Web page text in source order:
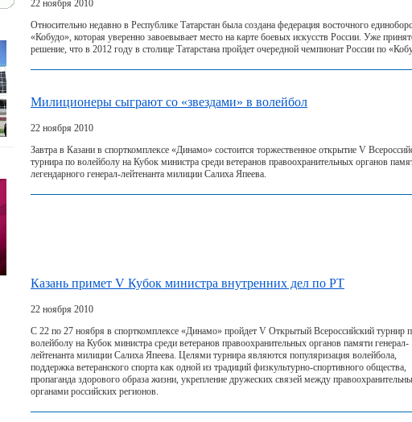
22 ноября 2010
Относительно недавно в Республике Татарстан была создана федерация восточного
«Кобудо», которая уверенно завоевывает место на карте боевых искусств России. Уже
решение, что в 2012 году в столице Татарстана пройдет очередной чемпионат России по
Милиционеры сыграют со «звездами» в волейбол
22 ноября 2010
Завтра в Казани в спорткомплексе «Динамо» состоится торжественное открытие V
турнира по волейболу на Кубок министра среди ветеранов правоохранительных органов
легендарного генерал-лейтенанта милиции Салиха Япеева.
Казань примет V Кубок министра внутренних дел по РТ
22 ноября 2010
С 22 по 27 ноября в спорткомплексе «Динамо» пройдет V Открытый Всероссийский турнир
волейболу на Кубок министра среди ветеранов правоохранительных органов памяти генерал-
лейтенанта милиции Салиха Япеева. Целями турнира являются популяризация волейбола,
поддержка ветеранского спорта как одной из традиций физкультурно-спортивного общества,
пропаганда здорового образа жизни, укрепление дружеских связей между
органами российских регионов.